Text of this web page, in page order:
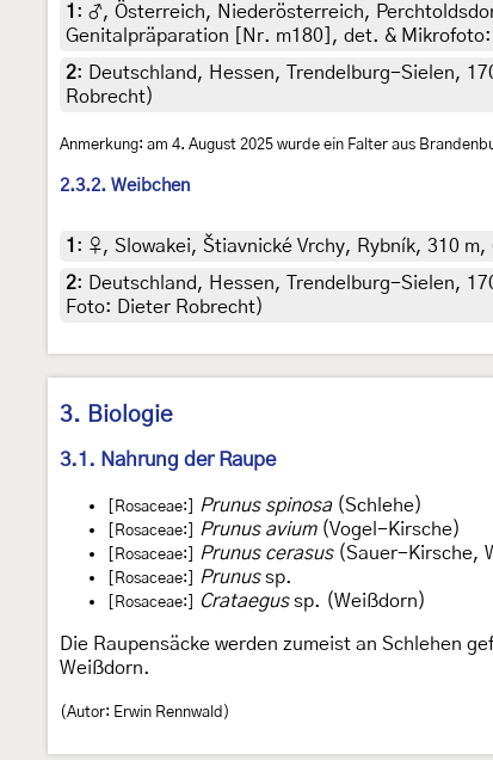
1 : ♂, Österreich, Niederösterreich,
Genitalpräparation [Nr. m180], det. & Mikrofoto:
2: Deutschland, Hessen, Trendelburg-Sielen,
Robrecht)
Anmerkung: am 4. August 2025 wurde ein Falter aus
2.3.2. Weibchen
1 : ♀, Slowakei, Štiavnické Vrchy, Rybník, 310
2: Deutschland, Hessen, Trendelburg-Sielen,
Foto: Dieter Robrecht)
3. Biologie
3.1. Nahrung der Raupe
[Rosaceae:] Prunus spinosa(Schlehe)
[Rosaceae:] Prunus avium(Vogel-Kirsche)
[Rosaceae:] Prunus cerasus(Sauer-Kirsche,
[Rosaceae:] Prunussp.
[Rosaceae:] Crataegussp. (Weißdorn)
Die Raupensäcke werden zumeist an Schlehen
Weißdorn.
(Autor: Erwin Rennwald)